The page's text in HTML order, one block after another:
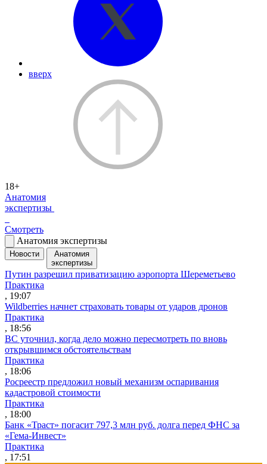
вверх
18+
Анатомия
экспертизы
Смотреть
Анатомия экспертизы
Новости
Анатомия
экспертизы
Путин разрешил приватизацию аэропорта Шереметьево
Практика
, 19:07
Wildberries начнет страховать товары от ударов дронов
Практика
, 18:56
ВС уточнил, когда дело можно пересмотреть по вновь
открывшимся обстоятельствам
Практика
, 18:06
Росреестр предложил новый механизм оспаривания
кадастровой стоимости
Практика
, 18:00
Банк «Траст» погасит 797,3 млн руб. долга перед ФНС за
«Гема-Инвест»
Практика
, 17:51